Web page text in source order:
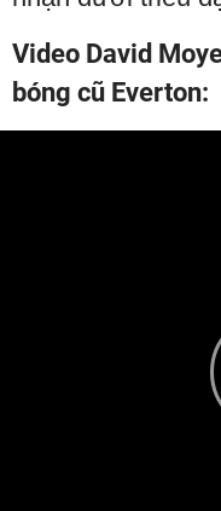
Video David
bóng cũ Everton: